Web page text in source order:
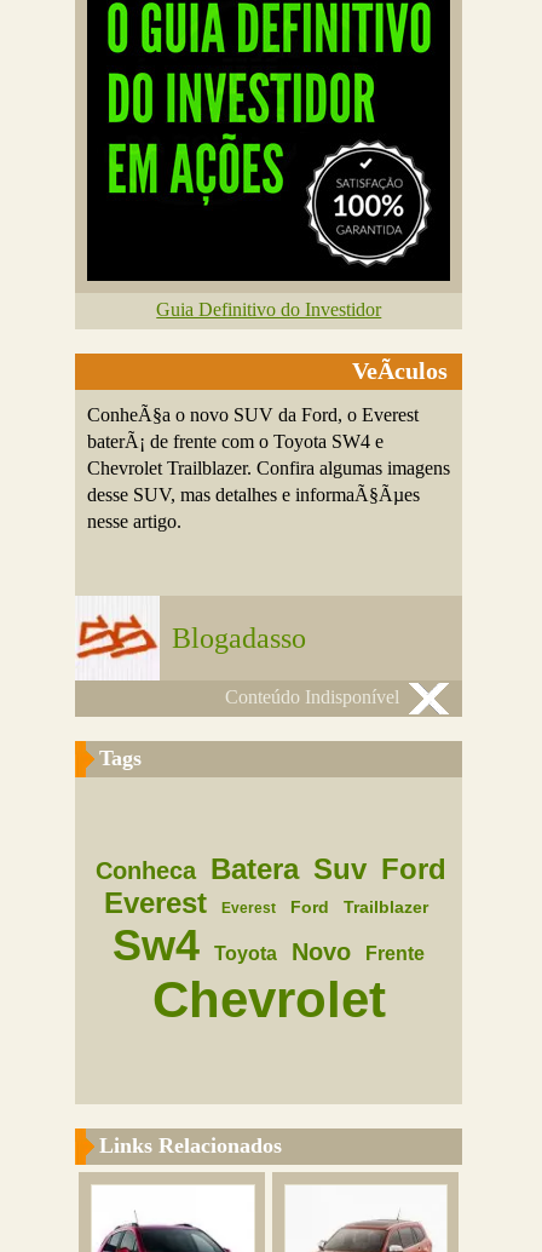
Guia Definitivo do Investidor
VeÃ­culos
ConheÃ§a o novo SUV da Ford, o Everest
baterÃ¡ de frente com o Toyota SW4 e
Chevrolet Trailblazer. Confira algumas imagens
desse SUV, mas detalhes e informaÃ§Ãµes
nesse artigo.
Blogadasso
Conteúdo Indisponível
Tags
Conheca Batera Suv Ford
Everest
Everest Ford Trailblazer
Sw4 Toyota Novo Frente
Chevrolet
Links Relacionados